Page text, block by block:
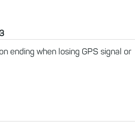
ending when losing GPS signal or